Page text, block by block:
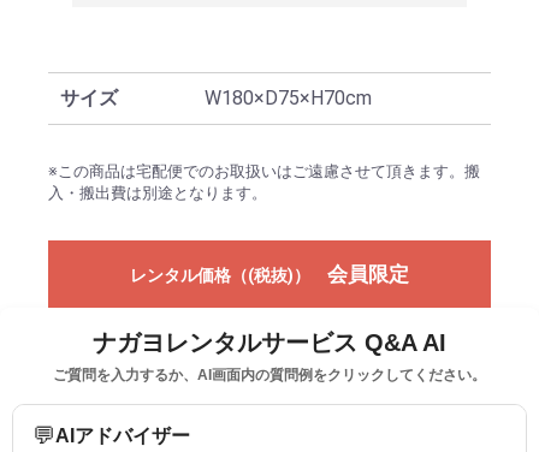
サイズ W180×D75×H70cm
※この商品は宅配便でのお取扱いはご遠慮させて頂きます。搬
入・搬出費は別途となります。
レンタル価格（(税抜)） 会員限定
ナガヨレンタルサービス Q&A AI
ご質問を入力するか、AI画面内の質問例をクリックしてください。
💬AIアドバイザー